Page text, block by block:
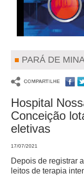
PARÁ DE
Hospital
Conceição
eletivas
17/07/2021
Depois de registrar
leitos de terapia